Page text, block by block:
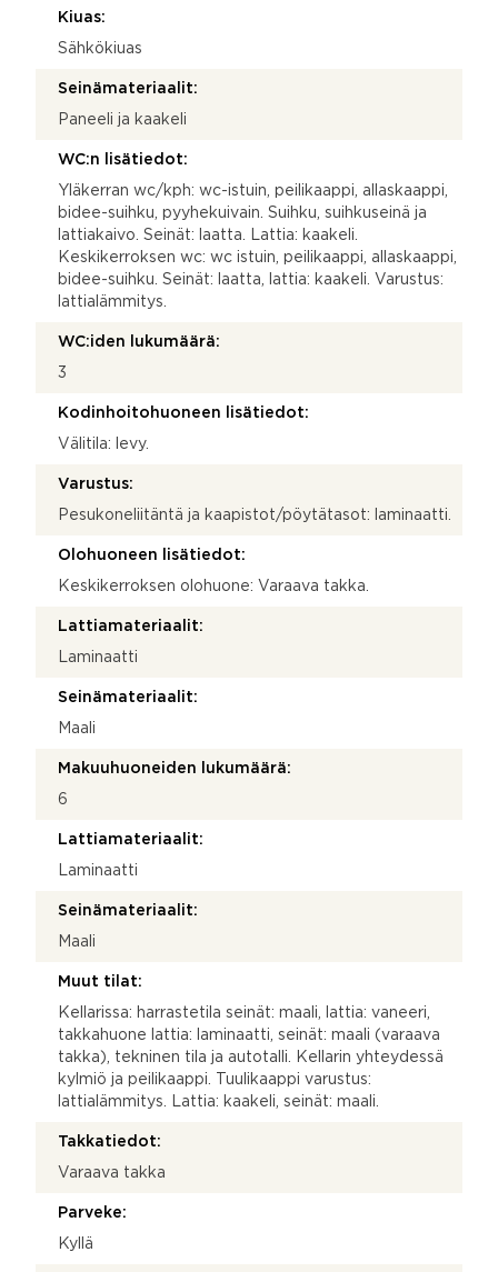
Kiuas:
Sähkökiuas
Seinämateriaalit:
Paneeli ja kaakeli
WC:n lisätiedot:
Yläkerran wc/kph: wc-istuin, peilikaappi, allaskaappi,
bidee-suihku, pyyhekuivain. Suihku, suihkuseinä ja
lattiakaivo. Seinät: laatta. Lattia: kaakeli.
Keskikerroksen wc: wc istuin, peilikaappi, allaskaappi,
bidee-suihku. Seinät: laatta, lattia: kaakeli. Varustus:
lattialämmitys.
WC:iden lukumäärä:
3
Kodinhoitohuoneen lisätiedot:
Välitila: levy.
Varustus:
Pesukoneliitäntä ja kaapistot/pöytätasot: laminaatti.
Olohuoneen lisätiedot:
Keskikerroksen olohuone: Varaava takka.
Lattiamateriaalit:
Laminaatti
Seinämateriaalit:
Maali
Makuuhuoneiden lukumäärä:
6
Lattiamateriaalit:
Laminaatti
Seinämateriaalit:
Maali
Muut tilat:
Kellarissa: harrastetila seinät: maali, lattia: vaneeri,
takkahuone lattia: laminaatti, seinät: maali (varaava
takka), tekninen tila ja autotalli. Kellarin yhteydessä
kylmiö ja peilikaappi. Tuulikaappi varustus:
lattialämmitys. Lattia: kaakeli, seinät: maali.
Takkatiedot:
Varaava takka
Parveke:
Kyllä